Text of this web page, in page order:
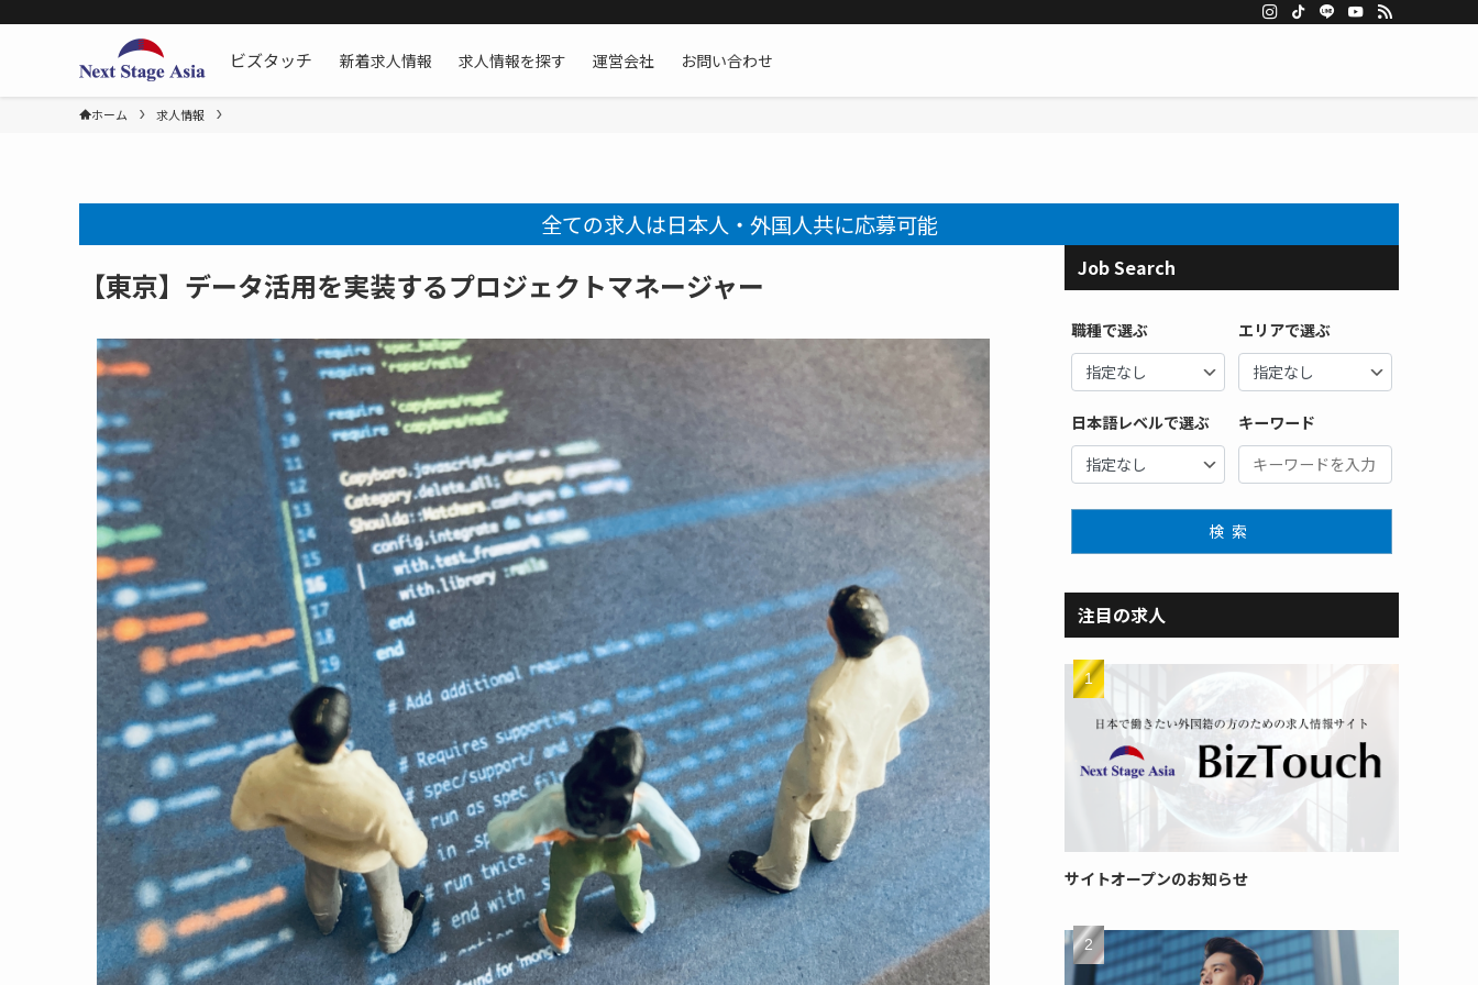
ビズタッチ
新着求人情報 求人情報を探す 運営会社 お問い合わせ
ホーム 求人情報
全ての求人は日本人・外国人共に応募可能
【東京】データ活用を実装するプロジェクトマネージャー Job Search
職種で選ぶ エリアで選ぶ
日本語レベルで選ぶ キーワード
検索
注目の求人
サイトオープンのお知らせ